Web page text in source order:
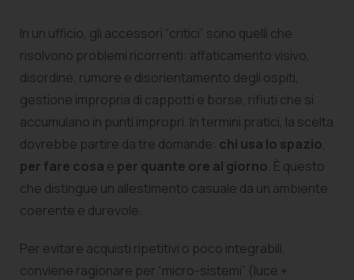
In un ufficio, gli accessori “critici” sono quelli che
risolvono problemi ricorrenti: affaticamento visivo,
disordine, rumore e disorientamento degli ospiti,
gestione impropria di cappotti e borse, rifiuti che si
accumulano in punti impropri. In termini pratici, la scelta
dovrebbe partire da tre domande: chi usa lo spazio,
per fare cosa e per quante ore al giorno. È questo
che distingue un allestimento casuale da un ambiente
coerente e durevole.
Per evitare acquisti ripetitivi o poco integrabili,
conviene ragionare per “micro-sistemi” (luce +